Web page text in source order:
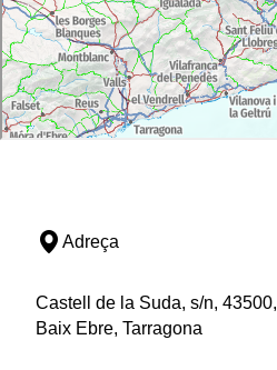
Adreça
Castell de la Suda, s/n,
Baix Ebre, Tarragona